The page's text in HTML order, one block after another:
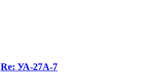
Re: УА-27А-7